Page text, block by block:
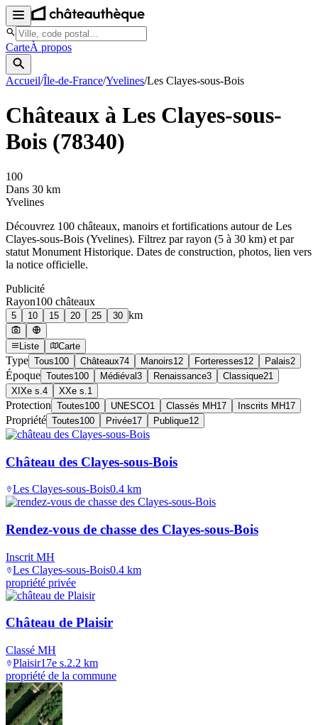
CarteÀ propos
Accueil/Île-de-France/Yvelines/Les Clayes-sous-Bois
Châteaux à Les Clayes-sous-
Bois (78340)
100
Dans 30 km
Yvelines
Découvrez 100 châteaux, manoirs et fortifications autour de Les
Clayes-sous-Bois (Yvelines). Filtrez par rayon (5 à 30 km) et par
statut Monument Historique. Dates de construction, photos, lien vers
la notice officielle.
Publicité
Rayon100 châteaux
5 10 15 20 25 30 km
Liste Carte
Type Tous100 Châteaux74 Manoirs12 Forteresses12 Palais2
Époque Toutes100 Médiéval 3 Renaissance3 Classique21
XIXe s. 4 XXe s. 1
Protection Toutes100 UNESCO1 Classés MH17 Inscrits MH17
Propriété Toutes100 Privée17 Publique12
Château des Clayes-sous-Bois
Les Clayes-sous-Bois0.4 km
Rendez-vous de chasse des Clayes-sous-Bois
Inscrit MH
Les Clayes-sous-Bois0.4 km
propriété privée
Château de Plaisir
Classé MH
Plaisir17e s.2.2 km
propriété de la commune